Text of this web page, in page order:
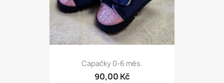
Capačky 0-6 měs.
90,00 Kč